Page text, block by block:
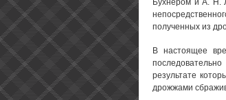
Бухнером и А. Н.
полученных из
В настоящее
результате
дрожжами